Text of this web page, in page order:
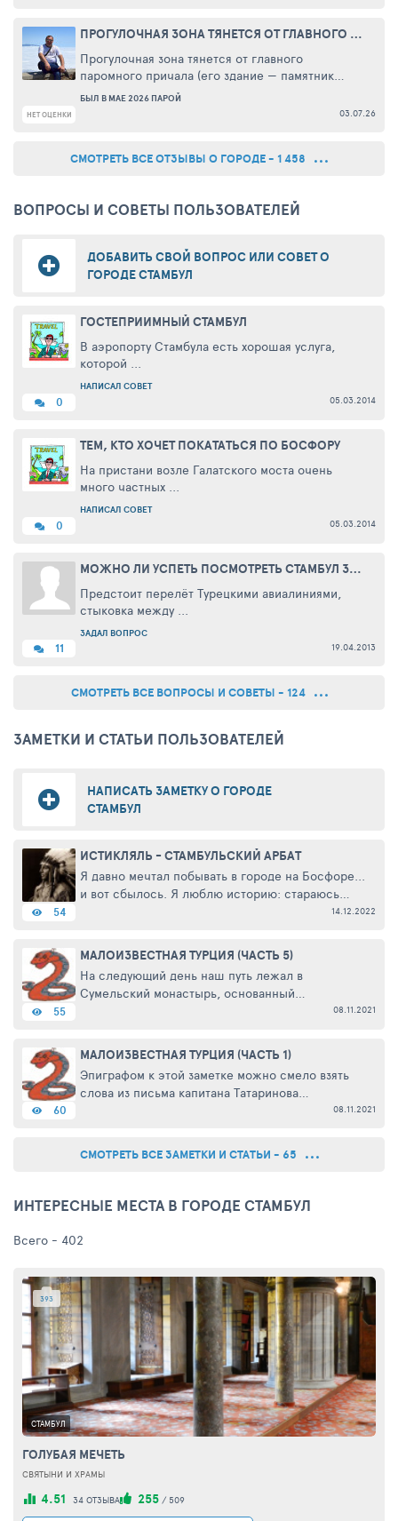
03.07.26
ПРОГУЛОЧНАЯ ЗОНА ТЯНЕТСЯ ОТ ГЛАВНОГО ПАРОМНОГО ПРИЧАЛА (ЕГО ...
Прогулочная зона тянется от главного
паромного причала (его здание — памятник
османской архитектуры, построено в 1914 году)
вдоль береговой линии. Поскольку береговая
очень атмосферное: можно неспешно идти,
1908 года), и наслаждаясь видами на Мраморное
набережной
БЫЛ В МАЕ 2026 ПАРОЙ
НЕТ ОЦЕНКИ
СМОТРЕТЬ ВСЕ ОТЗЫВЫ О ГОРОДЕ - 1 458
ВОПРОСЫ И СОВЕТЫ ПОЛЬЗОВАТЕЛЕЙ
ДОБАВИТЬ СВОЙ ВОПРОС ИЛИ СОВЕТ О
ГОРОДЕ СТАМБУЛ
05.03.2014
ГОСТЕПРИИМНЫЙ СТАМБУЛ
В аэропорту Стамбула есть хорошая услуга,
которой ...
НАПИСАЛ СОВЕТ
0
05.03.2014
ТЕМ, КТО ХОЧЕТ ПОКАТАТЬСЯ ПО БОСФОРУ
На пристани возле Галатского моста очень
много частных ...
НАПИСАЛ СОВЕТ
0
19.04.2013
МОЖНО ЛИ УСПЕТЬ ПОСМОТРЕТЬ СТАМБУЛ ЗА ПАРУ ЧАСОВ МЕЖДУ РЕЙСАМИ?
Предстоит перелёт Турецкими авиалиниями,
стыковка между ...
ЗАДАЛ ВОПРОС
11
СМОТРЕТЬ ВСЕ ВОПРОСЫ И СОВЕТЫ - 124
ЗАМЕТКИ И СТАТЬИ ПОЛЬЗОВАТЕЛЕЙ
НАПИСАТЬ ЗАМЕТКУ О ГОРОДЕ
СТАМБУЛ
14.12.2022
ИСТИКЛЯЛЬ - СТАМБУЛЬСКИЙ АРБАТ
Я давно мечтал побывать в городе на Босфоре...
и вот сбылось. Я люблю историю: стараюсь
понять её альтернативные версии, создать свои
этой связи город ...
54
08.11.2021
МАЛОИЗВЕСТНАЯ ТУРЦИЯ (ЧАСТЬ 5)
На следующий день наш путь лежал в
Сумельский монастырь, основанный
понтийскими греками в IV веке и процветавший
греков в войне турки выселили их из Малой ...
55
08.11.2021
МАЛОИЗВЕСТНАЯ ТУРЦИЯ (ЧАСТЬ 1)
Эпиграфом к этой заметке можно смело взять
слова из письма капитана Татаринова
60
СМОТРЕТЬ ВСЕ ЗАМЕТКИ И СТАТЬИ - 65
ИНТЕРЕСНЫЕ МЕСТА В ГОРОДЕ СТАМБУЛ
Всего - 402
393
СТАМБУЛ
ГОЛУБАЯ МЕЧЕТЬ
СВЯТЫНИ И ХРАМЫ
4.51 34 ОТЗЫВА 255 / 509